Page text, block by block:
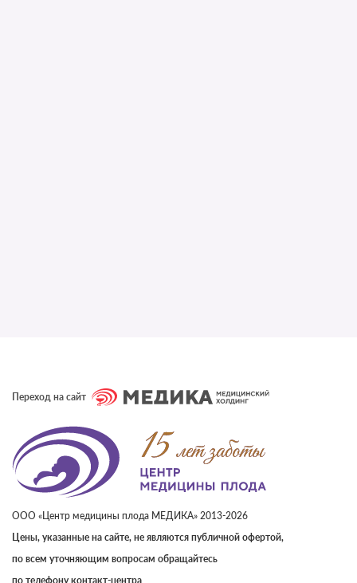
Переход на сайт
ООО «Центр медицины плода МЕДИКА» 2013-2026
Цены, указанные на сайте, не являются публичной офертой,
по всем уточняющим вопросам обращайтесь
по телефону контакт-центра